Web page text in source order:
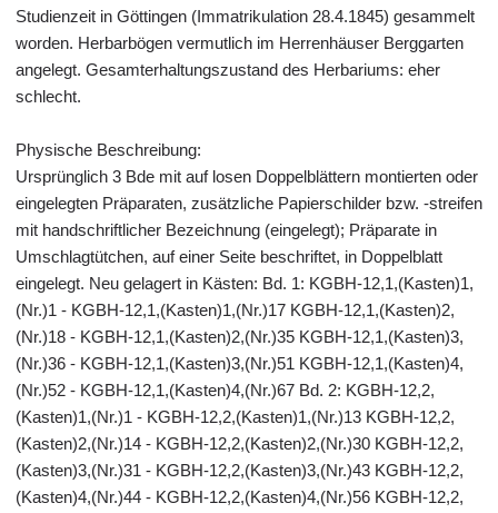
Studienzeit in Göttingen (Immatrikulation 28.4.1845) gesammelt
worden. Herbarbögen vermutlich im Herrenhäuser Berggarten
angelegt. Gesamterhaltungszustand des Herbariums: eher
schlecht.
Physische Beschreibung:
Ursprünglich 3 Bde mit auf losen Doppelblättern montierten oder
eingelegten Präparaten, zusätzliche Papierschilder bzw. -streifen
mit handschriftlicher Bezeichnung (eingelegt); Präparate in
Umschlagtütchen, auf einer Seite beschriftet, in Doppelblatt
eingelegt. Neu gelagert in Kästen: Bd. 1: KGBH-12,1,(Kasten)1,
(Nr.)1 - KGBH-12,1,(Kasten)1,(Nr.)17 KGBH-12,1,(Kasten)2,
(Nr.)18 - KGBH-12,1,(Kasten)2,(Nr.)35 KGBH-12,1,(Kasten)3,
(Nr.)36 - KGBH-12,1,(Kasten)3,(Nr.)51 KGBH-12,1,(Kasten)4,
(Nr.)52 - KGBH-12,1,(Kasten)4,(Nr.)67 Bd. 2: KGBH-12,2,
(Kasten)1,(Nr.)1 - KGBH-12,2,(Kasten)1,(Nr.)13 KGBH-12,2,
(Kasten)2,(Nr.)14 - KGBH-12,2,(Kasten)2,(Nr.)30 KGBH-12,2,
(Kasten)3,(Nr.)31 - KGBH-12,2,(Kasten)3,(Nr.)43 KGBH-12,2,
(Kasten)4,(Nr.)44 - KGBH-12,2,(Kasten)4,(Nr.)56 KGBH-12,2,